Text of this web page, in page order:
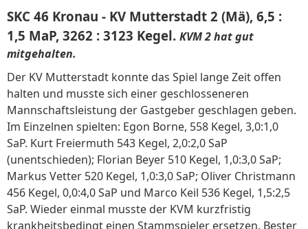
SKC 46 Kronau - KV Mutterstadt 2 (Mä), 6,5 :
1,5 MaP, 3262 : 3123 Kegel. KVM 2 hat gut
mitgehalten.
Der KV Mutterstadt konnte das Spiel lange Zeit offen
halten und musste sich einer geschlosseneren
Mannschaftsleistung der Gastgeber geschlagen geben.
Im Einzelnen spielten: Egon Borne, 558 Kegel, 3,0:1,0
SaP. Kurt Freiermuth 543 Kegel, 2,0:2,0 SaP
(unentschieden); Florian Beyer 510 Kegel, 1,0:3,0 SaP;
Markus Vetter 520 Kegel, 1,0:3,0 SaP; Oliver Christmann
456 Kegel, 0,0:4,0 SaP und Marco Keil 536 Kegel, 1,5:2,5
SaP. Wieder einmal musste der KVM kurzfristig
krankheitsbedingt einen Stammspieler ersetzen. Bester